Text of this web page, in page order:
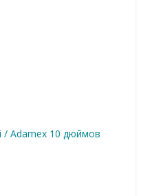
/ Adamex 10 дюймов